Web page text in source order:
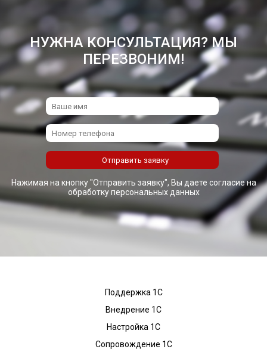
НУЖНА КОНСУЛЬТАЦИЯ? МЫ
ПЕРЕЗВОНИМ!
Нажимая на кнопку "Отправить заявку", Вы даете согласие на
обработку персональных данных
Поддержка 1С
Внедрение 1С
Настройка 1С
Сопровождение 1С